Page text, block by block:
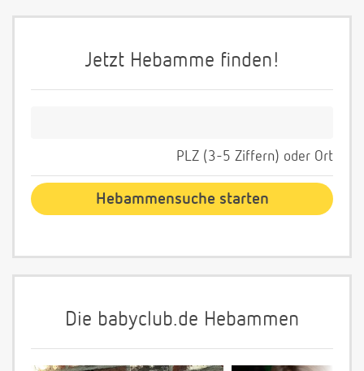
Jetzt Hebamme finden!
PLZ (3-5 Ziffern) oder Ort
Die babyclub.de Hebammen